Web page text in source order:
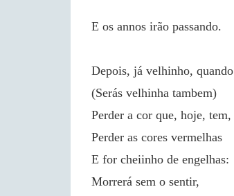
E os annos irão passando.
Depois, já velhinho, quando
(Serás velhinha tambem)
Perder a cor que, hoje, tem,
Perder as cores vermelhas
E for cheiinho de engelhas:
Morrerá sem o sentir,